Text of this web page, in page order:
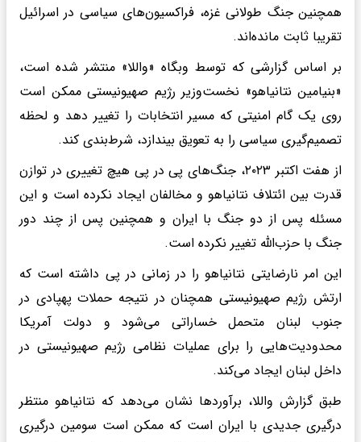
همچنین جنگ طولانی غزه، فراکسیون‌های سیاسی در اسرائیل
تقریبا ثابت مانده‌اند.
بر اساس گزارشی که توسط وبگاه «واللا» منتشر شده است،
«بنیامین نتانیاهو» نخست‌وزیر رژیم صهیونیستی ممکن است
روی یک گام امنیتی که مسیر انتخابات را تغییر دهد و لحظه
تصمیم‌گیری سیاسی را به تعویق بیندازد، شرط‌بندی کند.
از هفت اکتبر ۲۰۲۳، جنگ‌های پی در پی هیچ تغییری در توازن
قدرت بین ائتلاف نتانیاهو و مخالفان ایجاد نکرده است و این
مسئله پس از دو جنگ با ایران و همچنین پس از چند دور
جنگ با حزب‌الله تغییر نکرده است.
این امر نارضایتی نتانیاهو را در زمانی در پی داشته است که
ارتش رژیم صهیونیستی همچنان در نتیجه حملات پهپادی در
جنوب لبنان متحمل خساراتی می‌شود و دولت آمریکا
محدودیت‌هایی را برای عملیات نظامی رژیم صهیونیستی در
داخل لبنان ایجاد می‌کند.
طبق گزارش واللا، برآوردها نشان می‌دهد که نتانیاهو منتظر
درگیری جدیدی با ایران است که ممکن است سومین درگیری